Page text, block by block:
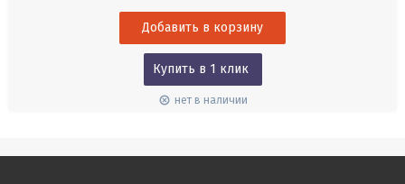
Купить в 1 клик
нет в наличии